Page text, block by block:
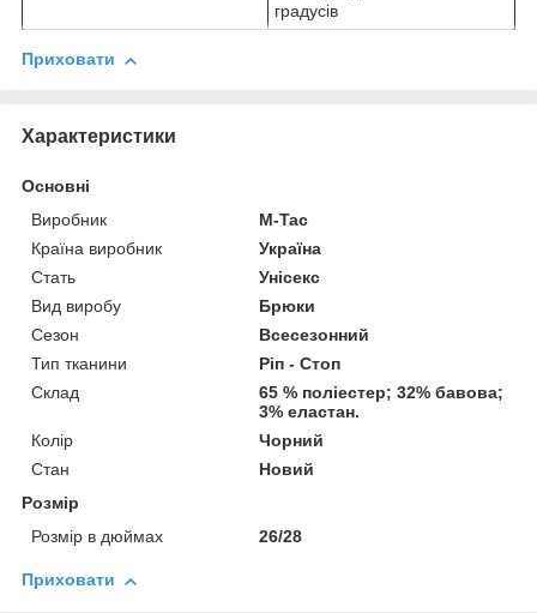
градусів
Приховати
Характеристики
Основні
Виробник
M-Tac
Країна виробник
Україна
Стать
Унісекс
Вид виробу
Брюки
Сезон
Всесезонний
Тип тканини
Ріп - Стоп
Склад
65 % поліестер; 32% бавова;
3% еластан.
Колір
Чорний
Стан
Новий
Розмір
Розмір в дюймах
26/28
Приховати